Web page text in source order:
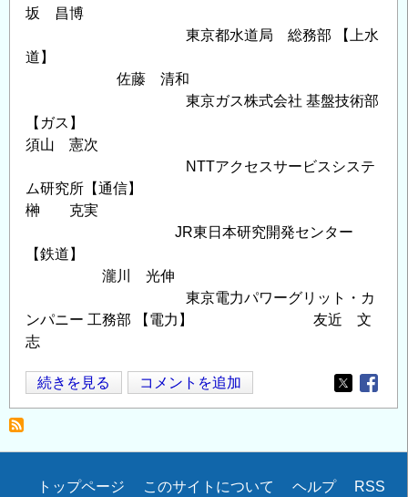
坂 昌博
東京都水道局 総務部 【上水
道】
佐藤 清和
東京ガス株式会社 基盤技術部
【ガス】
須山 憲次
NTTアクセスサービスシステ
ム研究所【通信】
榊 克実
JR東日本研究開発センター
【鉄道】
瀧川 光伸
東京電力パワーグリット・カ
ンパニー 工務部 【電力】 友近 文
志
平
成
年
続きを見る コメントを追加
Opens in
Secondary
トップページ このサイトについて ヘルプ RSS